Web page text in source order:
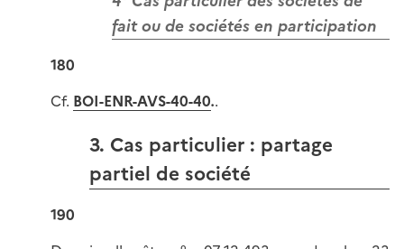
fait ou de sociétés en participation
180
Cf. BOI-ENR-AVS-40-40..
3. Cas particulier : partage
partiel de société
190